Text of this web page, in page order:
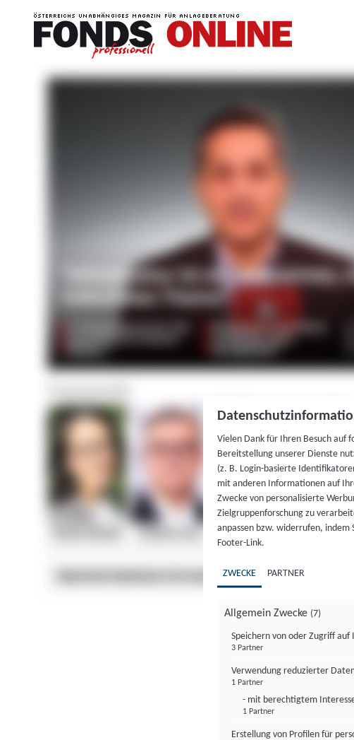
Vielen Dank für Ihren Besuch auf
Bereitstellung unserer Dienste
(z. B. Login-basierte
mit anderen Informationen auf
Zwecke von personalisierte
Zielgruppenforschung zu
anpassen bzw. widerrufen,
Footer-Link.
ZWECKE PARTNER
Allgemein Zwecke (7)
Speichern von oder Zugriff
3 Partner
Verwendung reduzierter
1 Partner
- mit berechtigtem
1 Partner
Erstellung von Profilen für